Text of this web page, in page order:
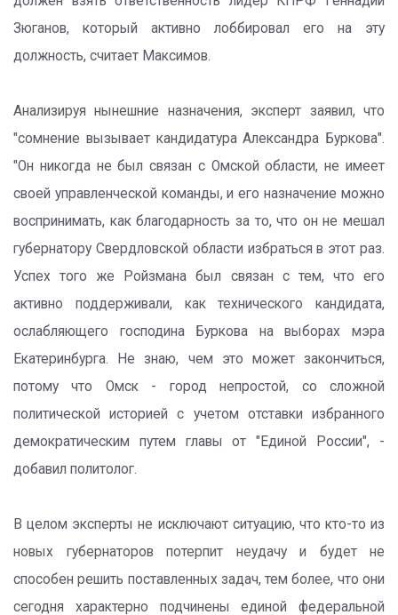
Зюганов, который активно лоббировал его на эту
должность, считает Максимов.
Анализируя нынешние назначения, эксперт заявил, что
"сомнение вызывает кандидатура Александра Буркова".
"Он никогда не был связан с Омской области, не имеет
своей управленческой команды, и его назначение можно
воспринимать, как благодарность за то, что он не мешал
губернатору Свердловской области избраться в этот раз.
Успех того же Ройзмана был связан с тем, что его
активно поддерживали, как технического кандидата,
ослабляющего господина Буркова на выборах мэра
Екатеринбурга. Не знаю, чем это может закончиться,
потому что Омск - город непростой, со сложной
политической историей с учетом отставки избранного
демократическим путем главы от "Единой России", -
добавил политолог.
В целом эксперты не исключают ситуацию, что кто-то из
новых губернаторов потерпит неудачу и будет не
способен решить поставленных задач, тем более, что они
сегодня характерно подчинены единой федеральной